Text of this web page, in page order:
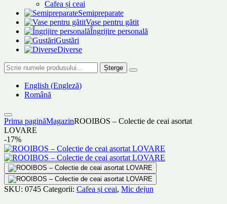
Cafea și ceai
Semipreparate
Vase pentru gătit
Îngrijire personală
Gustări
Diverse
Șterge
English (Engleză)
Română
Prima paginăMagazinROOIBOS – Colectie de ceai asortat
LOVARE
-17%
SKU: 0745 Categorii: Cafea și ceai, Mic dejun